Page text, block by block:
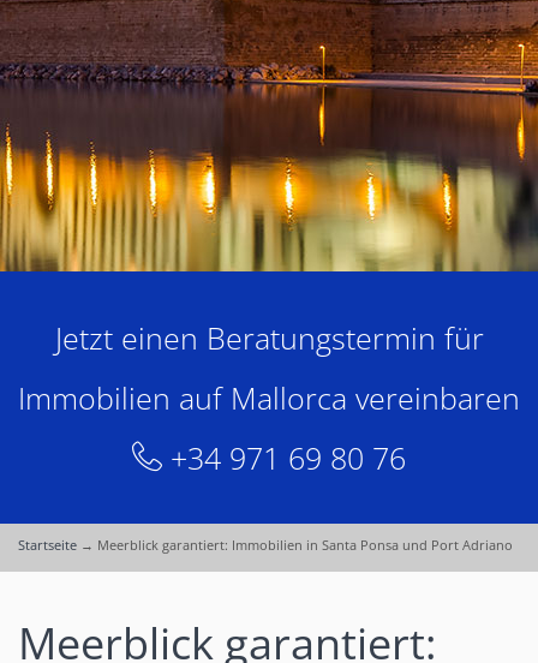
Jetzt einen Beratungstermin für
Immobilien auf Mallorca vereinbaren
+34 971 69 80 76
Startseite → Meerblick garantiert: Immobilien in Santa Ponsa und Port Adriano
Meerblick garantiert: